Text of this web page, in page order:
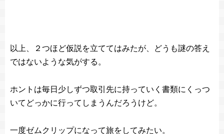
以上、２つほど仮説を立ててはみたが、どうも謎の答え
ではないような気がする。
ホントは毎日少しずつ取引先に持っていく書類にくっつ
いてどっかに行ってしまうんだろうけど。
一度ゼムクリップになって旅をしてみたい。